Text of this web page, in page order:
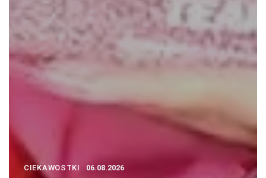
CIEKAWOSTKI 06.08.2026